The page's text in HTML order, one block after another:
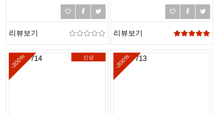
링제본,하드커버제본,떡제본,PDF
리뷰보기
링제본,하드커버제본,떡제본,PDF
리뷰보기
신상
-300% -300%